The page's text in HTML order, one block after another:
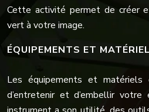
Cette activité permet de créer
vert à votre image.
ÉQUIPEMENTS ET
Les équipements et matériels
d’entretenir et d’embellir votre